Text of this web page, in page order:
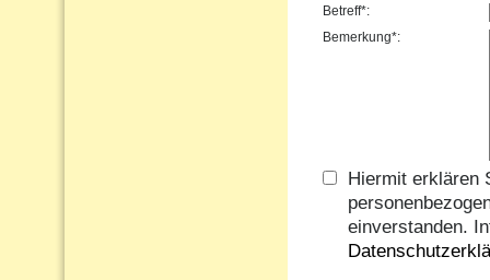
Betreff*:
Bemerkung*:
Hiermit erklären
einverstanden.